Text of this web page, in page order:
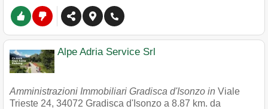
Alpe Adria Service Srl
Amministrazioni Immobiliari Gradisca d'Isonzo in Viale
Trieste 24, 34072 Gradisca d'Isonzo a 8.87 km. da